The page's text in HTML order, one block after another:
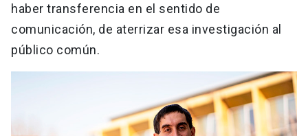
haber transferencia en el sentido de
comunicación, de aterrizar esa investigación al
público común.